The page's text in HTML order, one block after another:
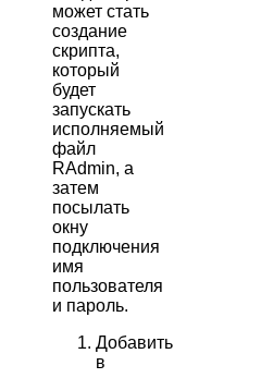
может стать
создание
скрипта,
который
будет
запускать
исполняемый
файл
RAdmin, а
затем
посылать
окну
подключения
имя
пользователя
и пароль.
Добавить
в